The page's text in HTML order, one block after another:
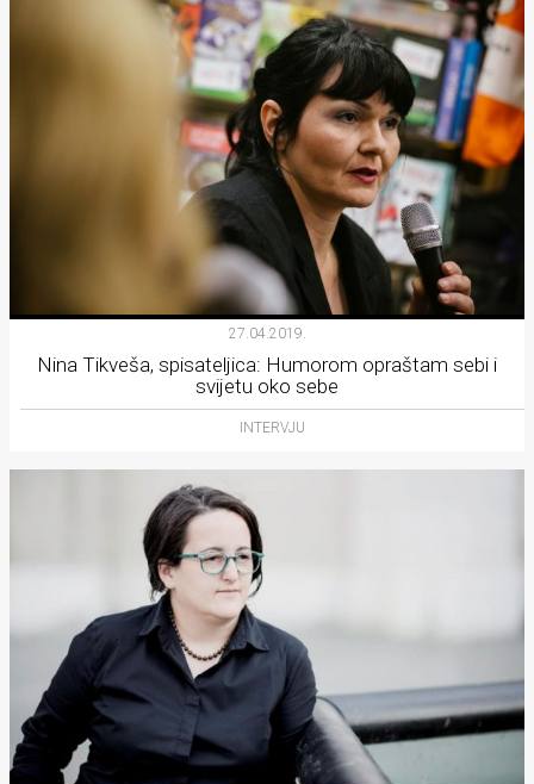
27.04.2019.
Nina Tikveša, spisateljica: Humorom opraštam sebi i
svijetu oko sebe
INTERVJU